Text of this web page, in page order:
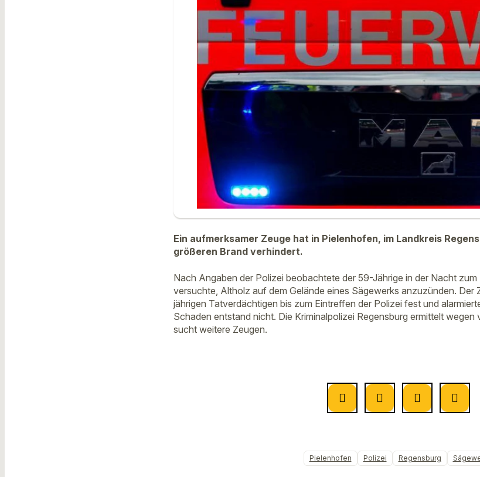
Ein aufmerksamer Zeuge hat in Pielenhofen, im Landkreis
größeren Brand verhindert.
Nach Angaben der Polizei beobachtete der 59-Jährige in der Nacht
versuchte, Altholz auf dem Gelände eines Sägewerks anzuzünden. Der
jährigen Tatverdächtigen bis zum Eintreffen der Polizei fest und
Schaden entstand nicht. Die Kriminalpolizei Regensburg ermittelt
sucht weitere Zeugen.
Pielenhofen Polizei Regensburg